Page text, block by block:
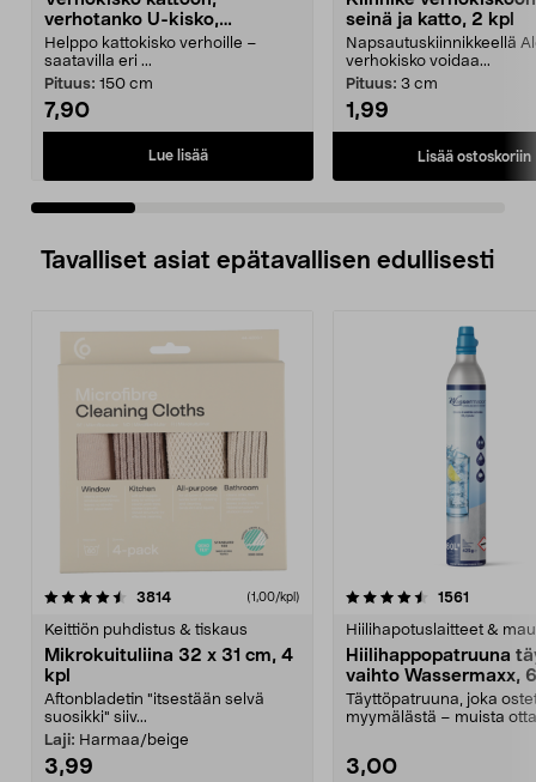
verhotanko U-kisko,
valkoinen
Helppo kattokisko verhoille –
saatavilla eri ...
Pituus: 150 cm
7,90
Lue lisää
seinä ja katto, 2 kpl
Napsautuskiinnikkeellä
verhokisko voidaa...
Pituus: 3 cm
1,99
Lisää ostoskoriin
Tavalliset asiat epätavallisen edullisesti
3814arvostelut (1,00/kpl)
Keittiön puhdistus & tiskaus
Mikrokuituliina 32 x 31 cm, 4
kpl
Aftonbladetin "itsestään selvä
suosikki" siiv...
Laji: Harmaa/beige
3,99
4.5viidestä
1561
Hiilihapotuslaitteet &
Hiilihappopatruuna
vaihto Wassermaxx,
Täyttöpatruuna, joka
myymälästä – muista
3,00
4.5viidestä